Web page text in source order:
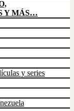
Y MÁS…
y series